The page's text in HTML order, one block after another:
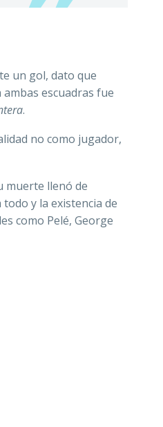
un gol, dato que
ambas escuadras fue
.
no como jugador,
muerte llenó de
y la existencia de
como Pelé, George